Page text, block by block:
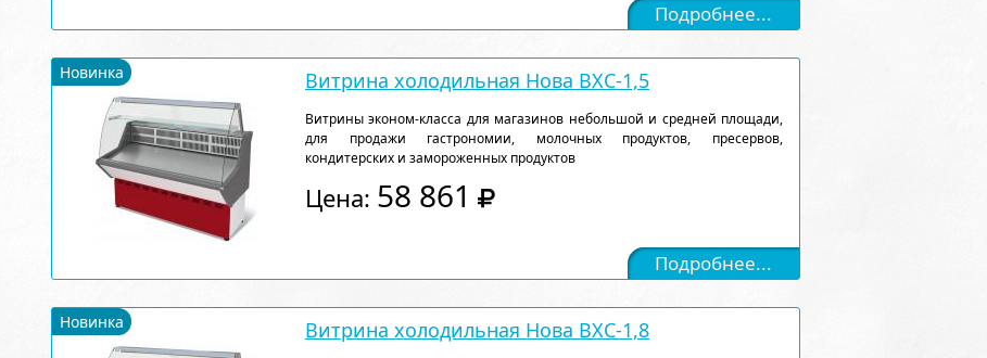
Подробнее...
Новинка Витрина холодильная Нова ВХС-1,5
Витрины эконом-класса для магазинов небольшой и средней площади,
для продажи гастрономии, молочных продуктов, пресервов,
кондитерских и замороженных продуктов
Цена: 58 861
Подробнее...
Новинка Витрина холодильная Нова ВХС-1,8